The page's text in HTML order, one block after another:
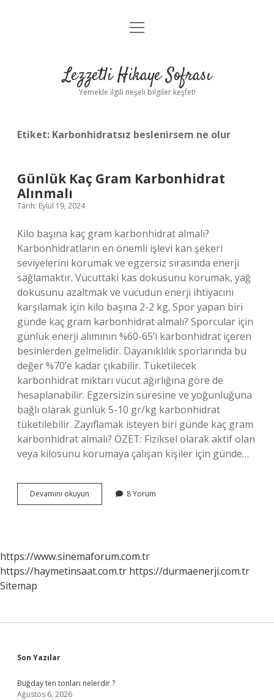
Anasayfa
Yasal Uyarı
menüyü
Lezzetli Hikaye Sofrası
Yemekle ilgili neşeli bilgiler keşfet!
Etiket: Karbonhidratsız beslenirsem ne olur
Günlük Kaç Gram Karbonhidrat
Alınmalı
Tarih: Eylül 19, 2024
Kilo başına kaç gram karbonhidrat almalı?
Karbonhidratların en önemli işlevi kan şekeri
seviyelerini korumak ve egzersiz sırasında enerji
sağlamaktır. Vücuttaki kas dokusunu korumak, yağ
dokusunu azaltmak ve vücudun enerji ihtiyacını
karşılamak için kilo başına 2-2 kg. Spor yapan biri
günde kaç gram karbonhidrat almalı? Sporcular için
günlük enerji alımının %60-65’i karbonhidrat içeren
besinlerden gelmelidir. Dayanıklılık sporlarında bu
değer %70’e kadar çıkabilir. Tüketilecek
karbonhidrat miktarı vücut ağırlığına göre de
hesaplanabilir. Egzersizin süresine ve yoğunluğuna
bağlı olarak günlük 5-10 gr/kg karbonhidrat
tüketilebilir. Zayıflamak isteyen biri günde kaç gram
karbonhidrat almalı? ÖZET: Fiziksel olarak aktif olan
veya kilosunu korumaya çalışan kişiler için günde…
Devamını okuyun
Kaç
8 Yorum
https://www.sinemaforum.com.tr
https://haymetinsaat.com.tr https://durmaenerji.com.tr
Sitemap
Sidebar
Son Yazılar
Buğday ten tonları nelerdir ?
Ağustos 6, 2026